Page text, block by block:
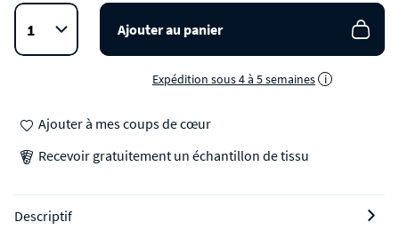
Ajouter au panier
Expédition sous 4 à 5 semaines i
Ajouter à mes coups de cœur
Recevoir gratuitement un échantillon de tissu
Descriptif